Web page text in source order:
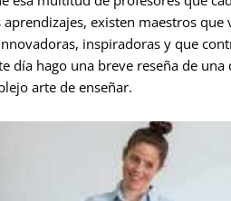
existen maestros
inspiradoras y que
día hago una breve reseña de
arte de enseñar.